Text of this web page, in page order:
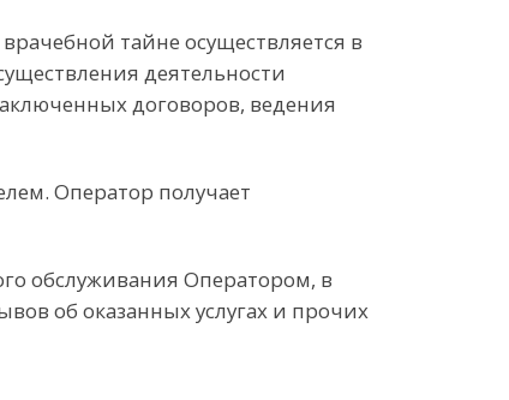
тайне осуществляется в
деятельности
договоров, ведения
Оператор получает
обслуживания Оператором, в
об оказанных услугах и прочих